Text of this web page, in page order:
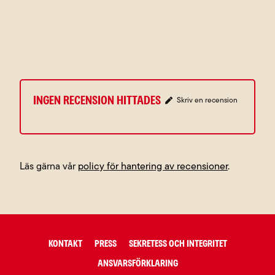
Ingen recension hittades Skriv en recension
Läs gärna vår policy för hantering av recensioner.
KONTAKT PRESS
SEKRETESS OCH INTEGRITET
ANSVARSFÖRKLARING